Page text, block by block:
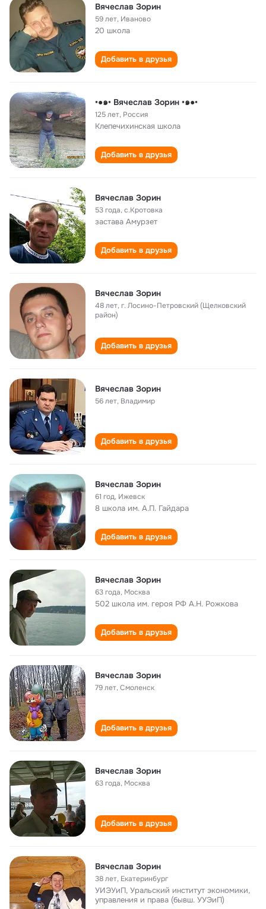
Вячеслав Зорин
59 лет, Иваново
20 школа
Добавить в друзья
•●๑• Вячеслав Зорин •๑●•
125 лет, Россия
Клепечихинская школа
Добавить в друзья
Вячеслав Зорин
53 года,с.Кротовка
застава Амурзет
Добавить в друзья
Вячеслав Зорин
48 лет,г. Лосино-Петровский (Щелковский
район)
Добавить в друзья
Вячеслав Зорин
56 лет, Владимир
Добавить в друзья
Вячеслав Зорин
61 год, Ижевск
8 школа им. А.П. Гайдара
Добавить в друзья
Вячеслав Зорин
63 года, Москва
502 школа им. героя РФ А.Н. Рожкова
Добавить в друзья
Вячеслав Зорин
79 лет,Смоленск
Добавить в друзья
Вячеслав Зорин
63 года, Москва
Добавить в друзья
Вячеслав Зорин
38 лет, Екатеринбург
УИЭУиП, Уральский институт экономики,
управления и права (бывш. УУЭиП)